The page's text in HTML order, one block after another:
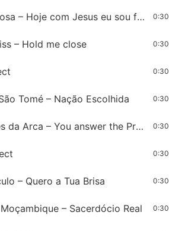
06. Lino Barbosa – Hoje com Jesus eu sou filho de Deus 0:30
– Hold me close 0:30
0:30
Tomé – Nação Escolhida 0:30
10. Guardiões da Arca – You answer the Prayers 0:30
0:30
– Quero a Tua Brisa 0:30
– Sacerdócio Real 0:30